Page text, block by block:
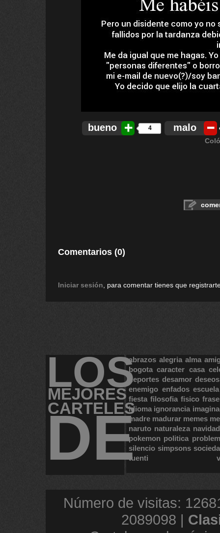
bueno 4 malo
Comentarios (0)
Iniciar sesión , para comentar tienes que
LOS
MEJORES
CARTELES
DE
abrazos alegria alma
bogota caracter casa
deportes desamor deseos
enemigo enfados escuela
fiesta filosofia fisico
idioma ignorancia
madre madurar memes
naruto naturaleza navidad
pokemon politica
silencio simpsons
tuenti
Número de visitas:
2089098 |